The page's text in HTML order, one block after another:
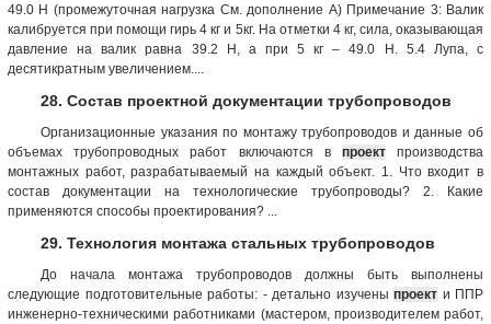
49.0 Н (промежуточная нагрузка См. дополнение А) Примечание 3: Валик
калибруется при помощи гирь 4 кг и 5кг. На отметки 4 кг, сила, оказывающая
давление на валик равна 39.2 Н, а при 5 кг – 49.0 Н. 5.4 Лупа, с
десятикратным увеличением....
28. Состав проектной документации трубопроводов
Организационные указания по монтажу трубопроводов и данные об
объемах трубопроводных работ включаются в проектпроизводства
монтажных работ, разрабатываемый на каждый объект. 1. Что входит в
состав документации на технологические трубопроводы? 2. Какие
применяются способы проектирования? ...
29. Технология монтажа стальных трубопроводов
До начала монтажа трубопроводов должны быть выполнены
следующие подготовительные работы: - детально изучены проект и ППР
инженерно-техническими работниками (мастером, производителем работ,